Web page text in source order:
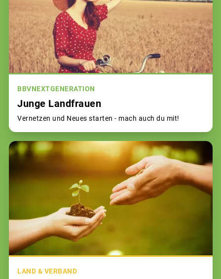
BBVNEXTGENERATION
Junge Landfrauen
Vernetzen und Neues starten - mach auch du mit!
LAND & VERBAND